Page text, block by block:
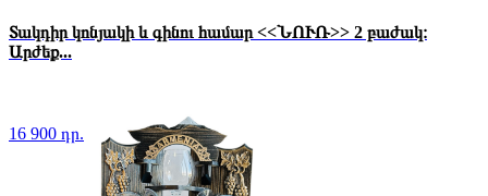
Տակդիր կոնյակի և գինու համար <<ՆՈՒՌ>> 2 բաժակ։
Արժեք...
16 900 դր.